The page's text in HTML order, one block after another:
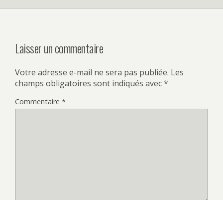
Laisser un commentaire
Votre adresse e-mail ne sera pas publiée. Les
champs obligatoires sont indiqués avec*
Commentaire *